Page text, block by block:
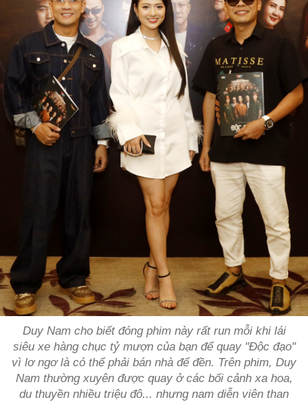
Duy Nam cho biết đóng phim này rất run mỗi khi lái
siêu xe hàng chục tỷ mượn của bạn để quay "Độc đạo"
vì lơ ngơ là có thể phải bán nhà để đền. Trên phim, Duy
Nam thường xuyên được quay ở các bối cảnh xa hoa,
du thuyền nhiều triệu đô... nhưng nam diễn viên than